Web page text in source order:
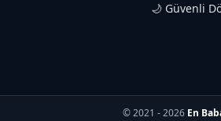
🌙 Güvenli
© 2021 - 2026 En